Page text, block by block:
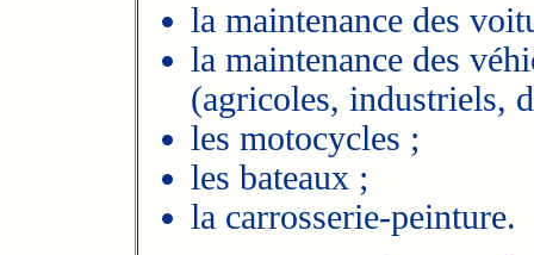
la maintenance des
la maintenance des
(agricoles, industriels,
les motocycles ;
les bateaux ;
la carrosserie-peinture.